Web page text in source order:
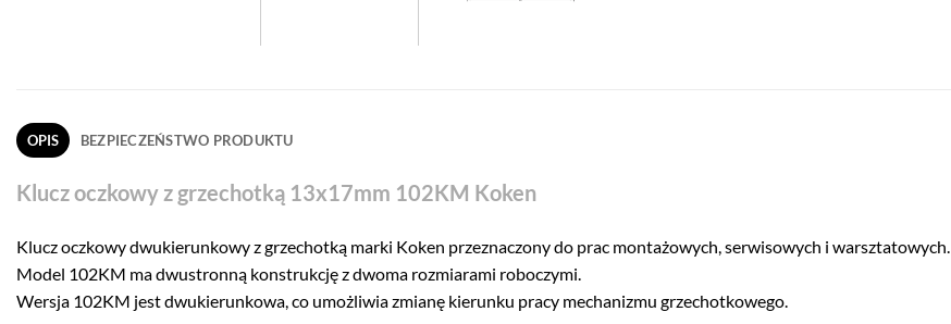
OPIS BEZPIECZEŃSTWO PRODUKTU
Klucz oczkowy z grzechotką 13x17mm 102KM Koken
Klucz oczkowy dwukierunkowy z grzechotką marki Koken przeznaczony do prac montażowych, serwisowych i warsztatowych.
Model 102KM ma dwustronną konstrukcję z dwoma rozmiarami roboczymi.
Wersja 102KM jest dwukierunkowa, co umożliwia zmianę kierunku pracy mechanizmu grzechotkowego.